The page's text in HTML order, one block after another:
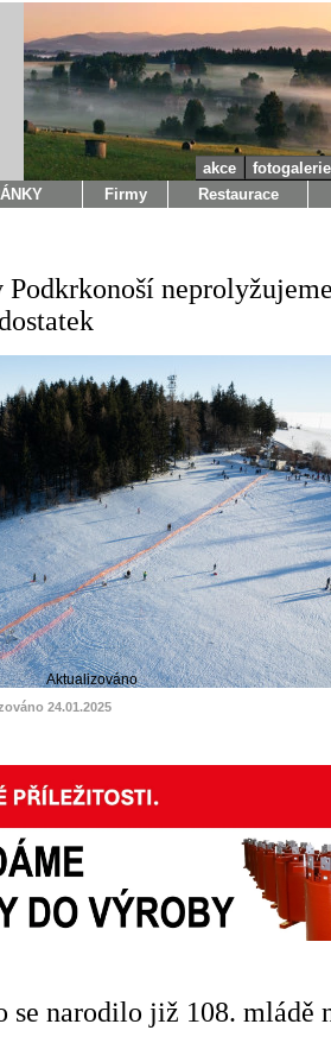
akce fotogalerie
Firmy Restaurace
Aktualizováno
24.01.2025
se narodilo již 108. mládě